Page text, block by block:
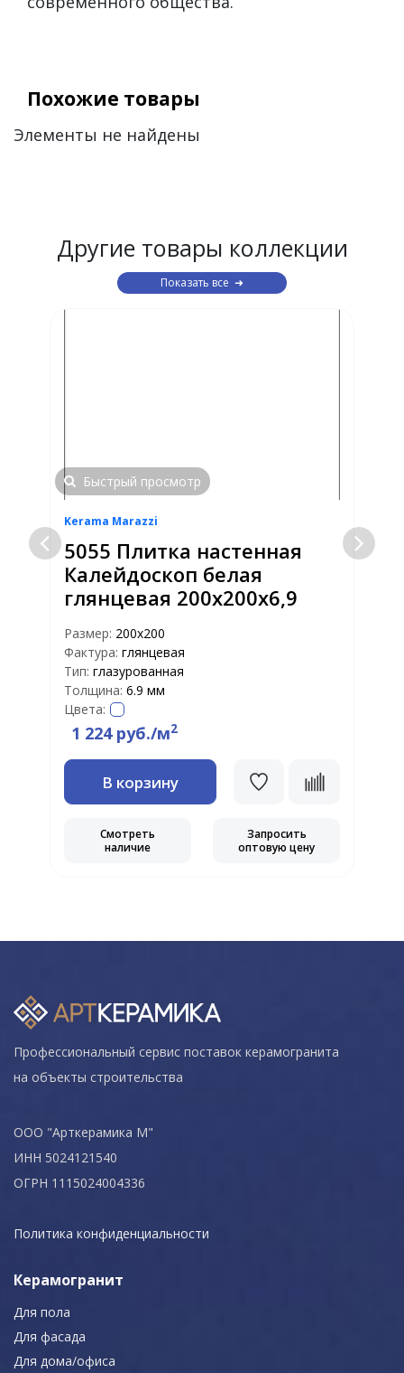
Похожие товары
Элементы не найдены
Другие товары коллекции
Показать все
Быстрый просмотр
Kerama Marazzi
5055 Плитка настенная
Калейдоскоп белая
глянцевая 200х200х6,9
Размер: 200х200
Фактура: глянцевая
Тип: глазурованная
Толщина: 6.9 мм
Цвета:
1 224 руб./м2
В корзину
Смотреть
наличие
Запросить
оптовую цену
Профессиональный сервис поставок керамогранита
на объекты строительства
ООО "Арткерамика М"
ИНН 5024121540
ОГРН 1115024004336
Политика конфиденциальности
Керамогранит
Для пола
Для фасада
Для дома/офиса